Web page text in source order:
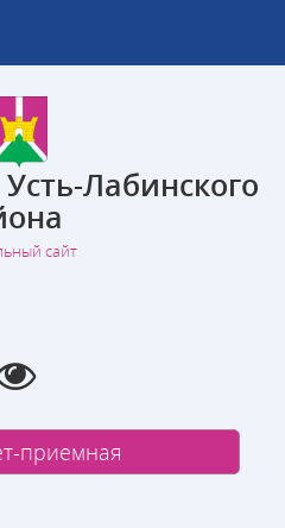
Лабинского
сайт
приемная